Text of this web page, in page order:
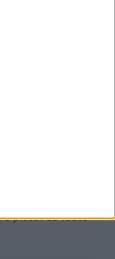
a plecat cu toate